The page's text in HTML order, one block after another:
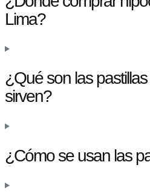
Lima?
¿Qué son las
sirven?
¿Cómo se usan las